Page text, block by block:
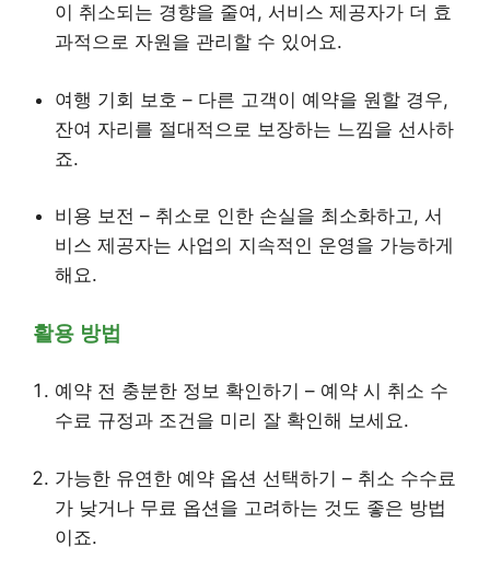
이 취소되는 경향을 줄여, 서비스 제공자가 더 효
과적으로 자원을 관리할 수 있어요.
여행 기회 보호 – 다른 고객이 예약을 원할 경우,
잔여 자리를 절대적으로 보장하는 느낌을 선사하
죠.
비용 보전 – 취소로 인한 손실을 최소화하고, 서
비스 제공자는 사업의 지속적인 운영을 가능하게
해요.
활용 방법
예약 전 충분한 정보 확인하기 – 예약 시 취소 수
수료 규정과 조건을 미리 잘 확인해 보세요.
가능한 유연한 예약 옵션 선택하기 – 취소 수수료
가 낮거나 무료 옵션을 고려하는 것도 좋은 방법
이죠.